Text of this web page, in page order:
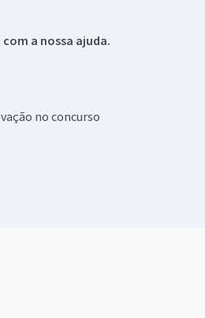
com a nossa ajuda.
no concurso